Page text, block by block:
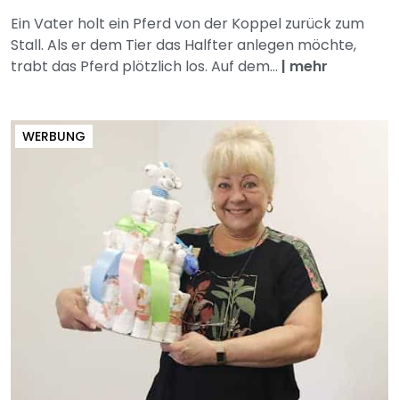
Ein Vater holt ein Pferd von der Koppel zurück zum
Stall. Als er dem Tier das Halfter anlegen möchte,
trabt das Pferd plötzlich los. Auf dem... | mehr
WERBUNG